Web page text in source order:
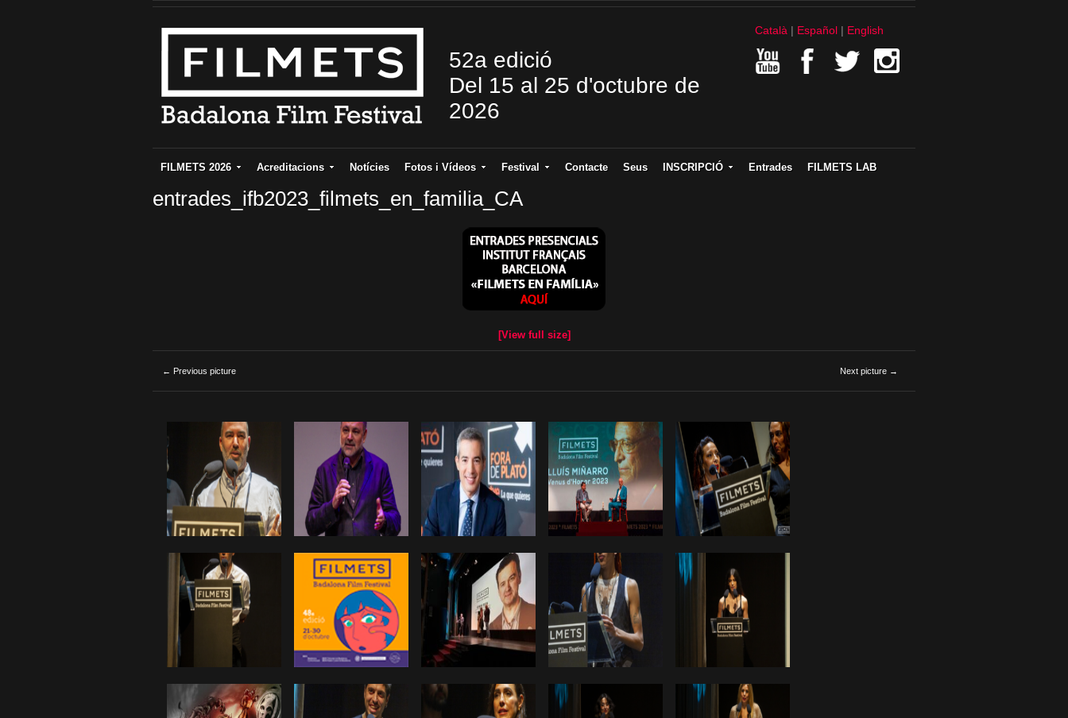
52a edició
Del 15 al 25 d'octubre de
2026
Català Español English
FILMETS 2026 Acreditacions Notícies Fotos i Vídeos Festival Contacte Seus INSCRIPCIÓ Entrades FILMETS LAB
entrades_ifb2023_filmets_en_familia_CA
[View full size]
← Previous picture Next picture →